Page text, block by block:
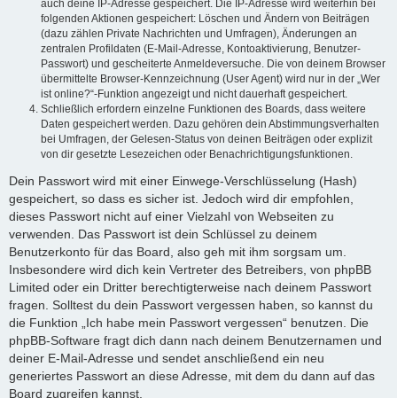
auch deine IP-Adresse gespeichert. Die IP-Adresse wird weiterhin bei
folgenden Aktionen gespeichert: Löschen und Ändern von Beiträgen
(dazu zählen Private Nachrichten und Umfragen), Änderungen an
zentralen Profildaten (E-Mail-Adresse, Kontoaktivierung, Benutzer-
Passwort) und gescheiterte Anmeldeversuche. Die von deinem Browser
übermittelte Browser-Kennzeichnung (User Agent) wird nur in der „Wer
ist online?“-Funktion angezeigt und nicht dauerhaft gespeichert.
Schließlich erfordern einzelne Funktionen des Boards, dass weitere
Daten gespeichert werden. Dazu gehören dein Abstimmungsverhalten
bei Umfragen, der Gelesen-Status von deinen Beiträgen oder explizit
von dir gesetzte Lesezeichen oder Benachrichtigungsfunktionen.
Dein Passwort wird mit einer Einwege-Verschlüsselung (Hash)
gespeichert, so dass es sicher ist. Jedoch wird dir empfohlen,
dieses Passwort nicht auf einer Vielzahl von Webseiten zu
verwenden. Das Passwort ist dein Schlüssel zu deinem
Benutzerkonto für das Board, also geh mit ihm sorgsam um.
Insbesondere wird dich kein Vertreter des Betreibers, von phpBB
Limited oder ein Dritter berechtigterweise nach deinem Passwort
fragen. Solltest du dein Passwort vergessen haben, so kannst du
die Funktion „Ich habe mein Passwort vergessen“ benutzen. Die
phpBB-Software fragt dich dann nach deinem Benutzernamen und
deiner E-Mail-Adresse und sendet anschließend ein neu
generiertes Passwort an diese Adresse, mit dem du dann auf das
Board zugreifen kannst.